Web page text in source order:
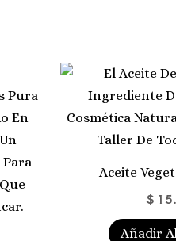
Aceite
$
Añadir